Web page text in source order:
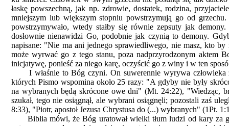
łaskę powszechną, jak np. zdrowie, dostatek, rodzina,
mniejszym lub większym stopniu powstrzymują go od
powstrzymywało, wtedy stałby się równie zepsuty jak
dosłownie nienawidzi Go, podobnie jak czynią to demony.
napisane: "Nie ma ani jednego sprawiedliwego, nie masz, kto
może wyrwać go z tego stanu, poza nadprzyrodzonym aktem
inicjatywę, ponieść za niego karę, oczyścić go z winy i w ten
I właśnie to Bóg czyni. On suwerennie wyrywa człowieka
których Pismo wspomina około 25 razy: "A gdyby nie były
na wybranych będą skrócone owe dni" (Mt. 24:22), "Wiedząc,
szukał, tego nie osiągnął, ale wybrani osiągnęli; pozostali zaś
8:33), "Piotr, apostoł Jezusa Chrystusa do (...) wybranych" (1Pt.
Biblia mówi, że Bóg uratował wielki tłum ludzi od kary za